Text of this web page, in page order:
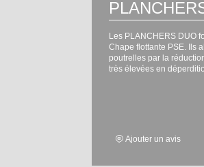
Les PLANCHERS DUO
Chape flottante PSE. Ils
poutrelles par la
très élevées en
Ajouter un avis